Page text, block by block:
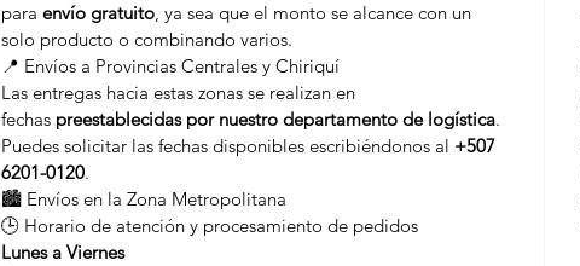
para envío gratuito, ya sea que el monto se alcance con un
solo producto o combinando varios.
📍 Envíos a Provincias Centrales y Chiriquí
Las entregas hacia estas zonas se realizan en
fechas preestablecidas por nuestro departamento de logística.
Puedes solicitar las fechas disponibles escribiéndonos al +507
6201-0120.
🏙️ Envíos en la Zona Metropolitana
🕒 Horario de atención y procesamiento de pedidos
Lunes a Viernes